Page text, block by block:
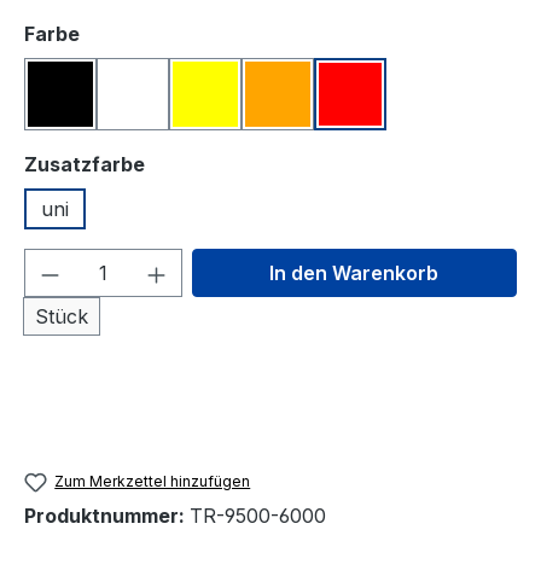
Farbeauswählen
Zusatzfarbeauswählen
uni
Produkt Anzahl: Gib den
Stück
In den Warenkorb
Zum Merkzettel hinzufügen
Produktnummer: TR-9500-6000